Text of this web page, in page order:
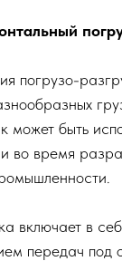
погрузо-
может быть
во время
включает в
передач под